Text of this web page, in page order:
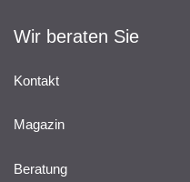
Wir beraten Sie
Kontakt
Magazin
Beratung